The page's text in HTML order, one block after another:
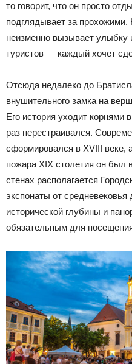
то говорит, что он просто
подглядывает за
неизменно вызывает улыбку
туристов — каждый хочет
Отсюда недалеко до
внушительного замка на
Его история уходит корнями
раз перестраивался.
сформировался в XVIII веке,
пожара XIX столетия он был
стенах располагается
экспонаты от средневековья
исторической глубины и
обязательным для